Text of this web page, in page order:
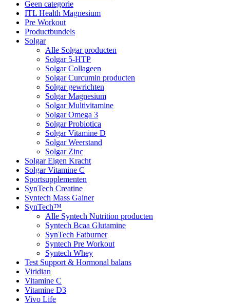
Geen categorie
ITL Health Magnesium
Pre Workout
Productbundels
Solgar
Alle Solgar producten
Solgar 5-HTP
Solgar Collageen
Solgar Curcumin producten
Solgar gewrichten
Solgar Magnesium
Solgar Multivitamine
Solgar Omega 3
Solgar Probiotica
Solgar Vitamine D
Solgar Weerstand
Solgar Zinc
Solgar Eigen Kracht
Solgar Vitamine C
Sportsupplementen
SynTech Creatine
Syntech Mass Gainer
SynTech™
Alle Syntech Nutrition producten
Syntech Bcaa Glutamine
SynTech Fatburner
Syntech Pre Workout
Syntech Whey
Test Support & Hormonal balans
Viridian
Vitamine C
Vitamine D3
Vivo Life